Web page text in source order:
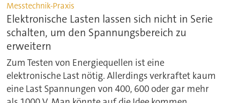
Messtechnik-Praxis
Elektronische Lasten lassen sich nicht in Serie
schalten, um den Spannungsbereich zu
erweitern
Zum Testen von Energiequellen ist eine
elektronische Last nötig. Allerdings verkraftet kaum
eine Last Spannungen von 400, 600 oder gar mehr